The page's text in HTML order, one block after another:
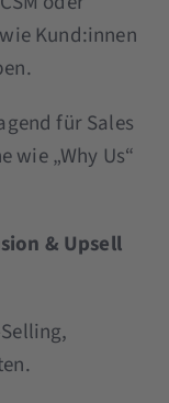
Kund:innen
für Sales
wie „Why Us“
& Upsell